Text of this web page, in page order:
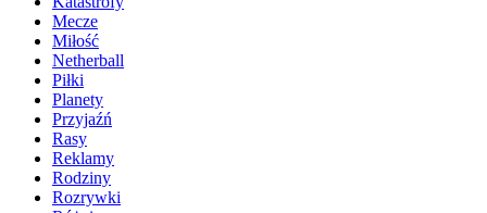
Mecze
Miłość
Netherball
Piłki
Planety
Przyjaźń
Rasy
Reklamy
Rodziny
Rozrywki